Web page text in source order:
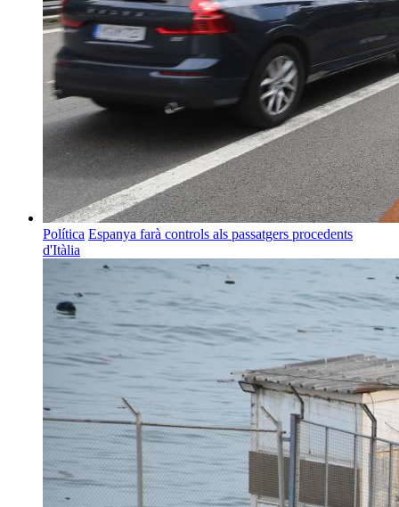
Política Espanya farà controls als passatgers procedents
d'Itàlia